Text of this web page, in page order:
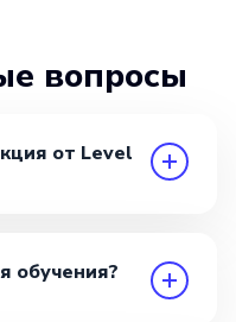
вопросы
от Level
обучения?